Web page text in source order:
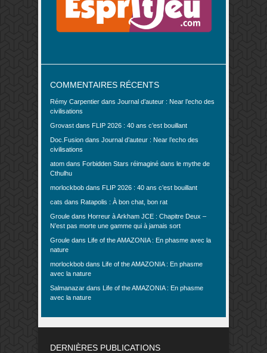
COMMENTAIRES RÉCENTS
Rémy Carpentier dans Journal d’auteur : Near l’echo des
civilisations
Grovast dans FLIP 2026 : 40 ans c’est bouillant
Doc.Fusion dans Journal d’auteur : Near l’echo des
civilisations
atom dans Forbidden Stars réimaginé dans le mythe de
Cthulhu
morlockbob dans FLIP 2026 : 40 ans c’est bouillant
cats dans Ratapolis : À bon chat, bon rat
Groule dans Horreur à Arkham JCE : Chapitre Deux –
N’est pas morte une gamme qui à jamais sort
Groule dans Life of the AMAZONIA : En phasme avec la
nature
morlockbob dans Life of the AMAZONIA : En phasme
avec la nature
Salmanazar dans Life of the AMAZONIA : En phasme
avec la nature
DERNIÈRES PUBLICATIONS